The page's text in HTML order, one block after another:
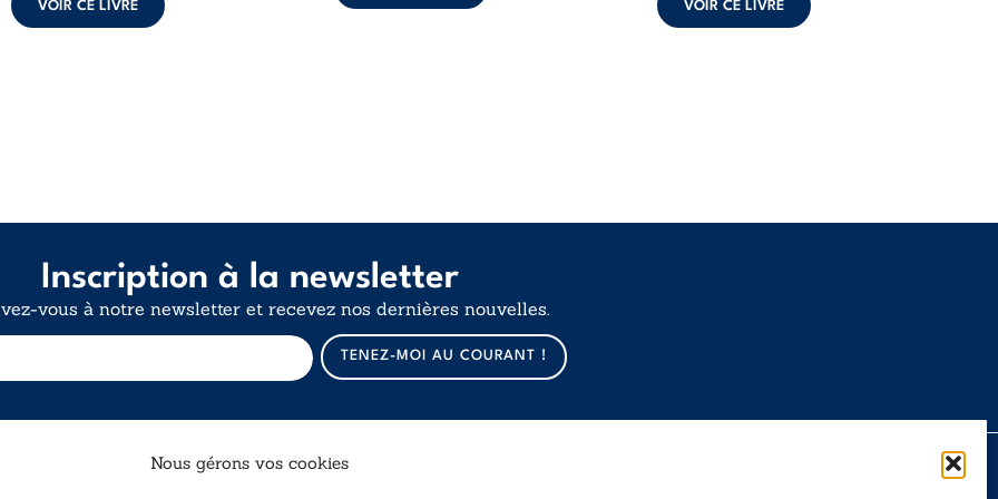
Nous gérons vos cookies
VOIR CE LIVRE VOIR CE LIVRE
Inscription à la newsletter
vous à notre newsletter et recevez nos dernières nouvelles.
-
TENEZ-MOI AU COURANT !